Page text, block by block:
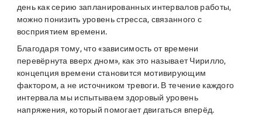
день как серию запланированных интервалов работы,
можно понизить уровень стресса, связанного с
восприятием времени.
Благодаря тому, что «зависимость от времени
перевёрнута вверх дном», как это называет Чирилло,
концепция времени становится мотивирующим
фактором, а не источником тревоги. В течение каждого
интервала мы испытываем здоровый уровень
напряжения, который помогает двигаться вперёд.